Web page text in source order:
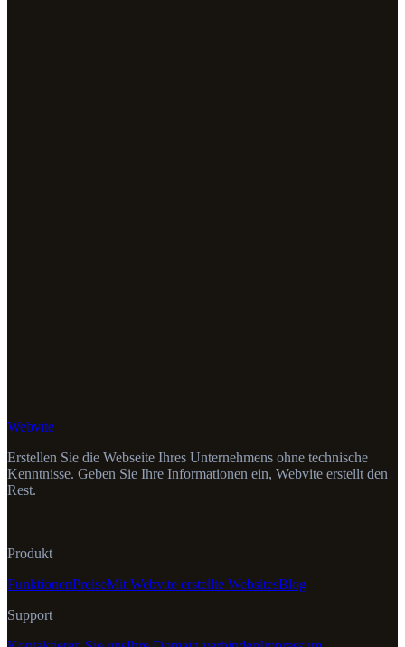
Webvite
Erstellen Sie die Webseite Ihres Unternehmens ohne technische
Kenntnisse. Geben Sie Ihre Informationen ein, Webvite erstellt den
Rest.
Produkt
FunktionenPreiseMit Webvite erstellte WebsitesBlog
Support